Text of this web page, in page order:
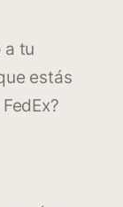
a tu
estás